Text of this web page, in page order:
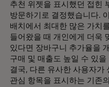
추천 위젯을 표시했던 접힌
방문하기로 결정했습니다.
배치에서 최대한 많은 가치
들어왔을 때 개인에게 더욱
있다면 장바구니 추가율을
구매 및 매출도 높일 수 있
결국, 다른 유사한 사용자가
관심 항목을 표시하는 기존